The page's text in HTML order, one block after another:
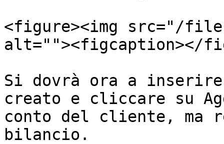
<figure><img src="/files/
alt=""><figcaption></
Si dovrà ora a
creato e cliccare su
conto del cliente, ma
bilancio.